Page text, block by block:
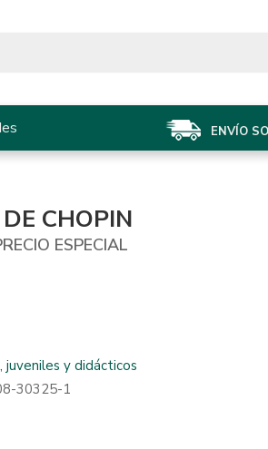
ENVÍO
CHOPIN
ESPECIAL
juveniles y didácticos
30325-1